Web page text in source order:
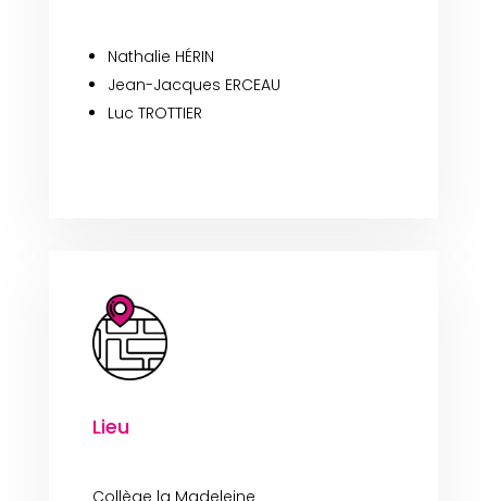
Nathalie HÉRIN
Jean-Jacques ERCEAU
Luc TROTTIER
Lieu